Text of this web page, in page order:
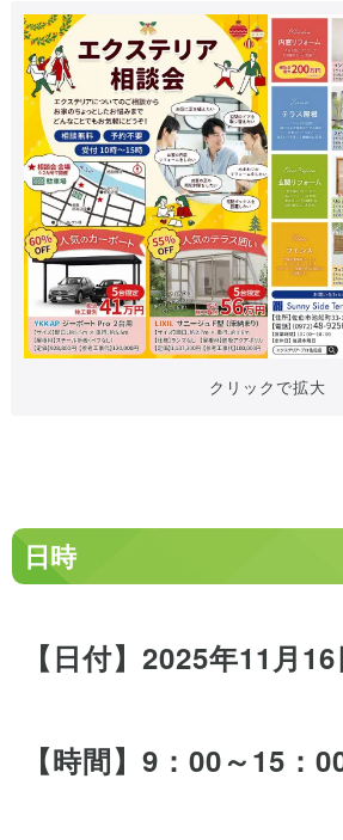
クリックで拡大
日時
【日付】2025年11月
【時間】9：00～15：